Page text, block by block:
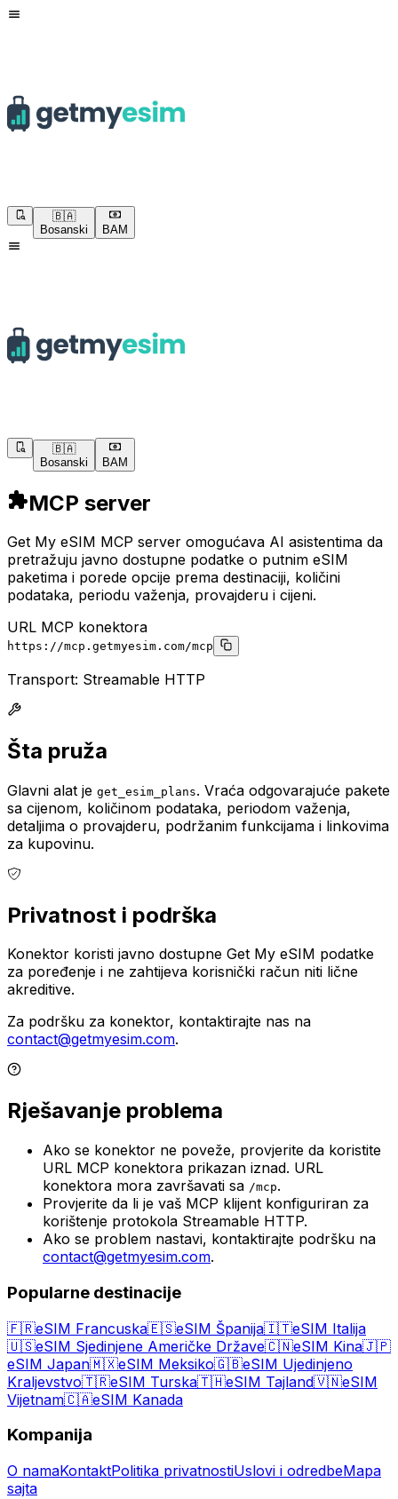
🇧🇦
Bosanski
BAM
🇧🇦
Bosanski
BAM
MCP server
Get My eSIM MCP server omogućava AI asistentima da
pretražuju javno dostupne podatke o putnim eSIM
paketima i porede opcije prema destinaciji, količini
podataka, periodu važenja, provajderu i cijeni.
URL MCP konektora
https://mcp.getmyesim.com/mcp
Transport: Streamable HTTP
Šta pruža
Glavni alat je get_esim_plans. Vraća odgovarajuće pakete
sa cijenom, količinom podataka, periodom važenja,
detaljima o provajderu, podržanim funkcijama i linkovima
za kupovinu.
Privatnost i podrška
Konektor koristi javno dostupne Get My eSIM podatke
za poređenje i ne zahtijeva korisnički račun niti lične
akreditive.
Za podršku za konektor, kontaktirajte nas na
contact@getmyesim.com.
Rješavanje problema
Ako se konektor ne poveže, provjerite da koristite
URL MCP konektora prikazan iznad. URL
konektora mora završavati sa /mcp.
Provjerite da li je vaš MCP klijent konfiguriran za
korištenje protokola Streamable HTTP.
Ako se problem nastavi, kontaktirajte podršku na
contact@getmyesim.com.
Popularne destinacije
🇫🇷eSIM Francuska🇪🇸eSIM Španija🇮🇹eSIM Italija
🇺🇸eSIM Sjedinjene Američke Države🇨🇳eSIM Kina🇯🇵
eSIM Japan🇲🇽eSIM Meksiko🇬🇧eSIM Ujedinjeno
Kraljevstvo🇹🇷eSIM Turska🇹🇭eSIM Tajland🇻🇳eSIM
Vijetnam🇨🇦eSIM Kanada
Kompanija
O namaKontaktPolitika privatnostiUslovi i odredbeMapa
sajta